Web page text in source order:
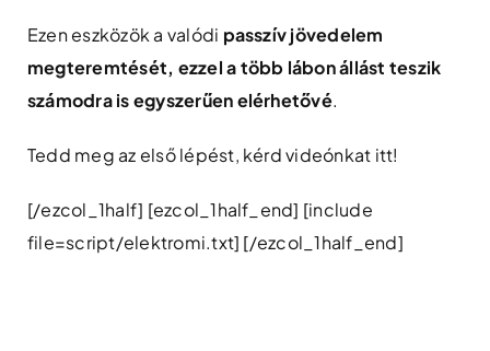
Ezen eszközök a valódi passzív jövedelem
megteremtését, ezzel a több lábon állást teszik
számodra is egyszerűen elérhetővé.
Tedd meg az első lépést, kérd videónkat itt!
[/ezcol_1half] [ezcol_1half_end] [include
file=script/elektromi.txt] [/ezcol_1half_end]